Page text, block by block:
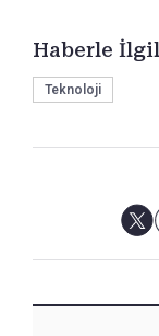
Haberle
Teknoloji